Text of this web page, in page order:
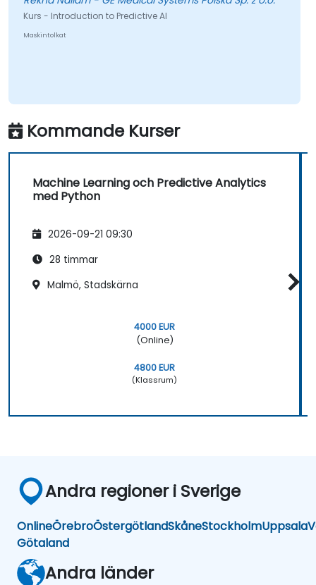
Kurs - Introduction to Predictive AI
Maskintolkat
Kommande Kurser
Machine Learning och Predictive Analytics
med Python
2026-09-21 09:30
28 timmar
Malmö, Stadskärna
4000 EUR
(Online)
4800 EUR
(Klassrum)
Andra regioner i Sverige
OnlineÖrebroÖstergötlandSkåneStockholmUppsala
Götaland
Andra länder